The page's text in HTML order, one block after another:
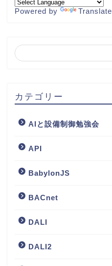
Powered by Translate
カテゴリー
AIと設備制御勉強会
API
BabylonJS
BACnet
DALI
DALI2